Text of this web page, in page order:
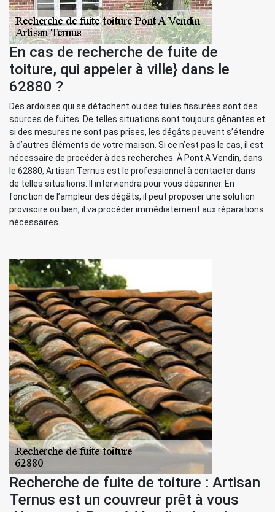
En cas de recherche de fuite de
toiture, qui appeler à ville} dans le
62880 ?
Des ardoises qui se détachent ou des tuiles fissurées sont des
sources de fuites. De telles situations sont toujours gênantes et
si des mesures ne sont pas prises, les dégâts peuvent s’étendre
à d’autres éléments de votre maison. Si ce n’est pas le cas, il est
nécessaire de procéder à des recherches. À Pont A Vendin, dans
le 62880, Artisan Ternus est le professionnel à contacter dans
de telles situations. Il interviendra pour vous dépanner. En
fonction de l’ampleur des dégâts, il peut proposer une solution
provisoire ou bien, il va procéder immédiatement aux réparations
nécessaires.
Recherche de fuite de toiture : Artisan
Ternus est un couvreur prêt à vous